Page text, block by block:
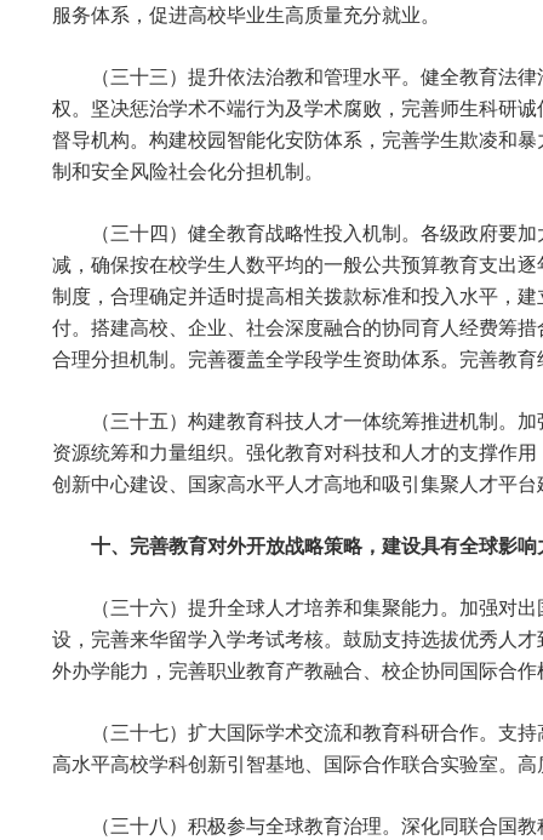
服务体系，促进高校毕业生高质量充分就业。
（三十三）提升依法治教和管理水平。健全教育法
权。坚决惩治学术不端行为及学术腐败，完善师生科研
督导机构。构建校园智能化安防体系，完善学生欺凌和
制和安全风险社会化分担机制。
（三十四）健全教育战略性投入机制。各级政府要
减，确保按在校学生人数平均的一般公共预算教育支出
制度，合理确定并适时提高相关拨款标准和投入水平，
付。搭建高校、企业、社会深度融合的协同育人经费筹
合理分担机制。完善覆盖全学段学生资助体系。完善教
（三十五）构建教育科技人才一体统筹推进机制。
资源统筹和力量组织。强化教育对科技和人才的支撑作
创新中心建设、国家高水平人才高地和吸引集聚人才平
十、完善教育对外开放战略策略，建设具有全球影
（三十六）提升全球人才培养和集聚能力。加强对
设，完善来华留学入学考试考核。鼓励支持选拔优秀人
外办学能力，完善职业教育产教融合、校企协同国际合
（三十七）扩大国际学术交流和教育科研合作。支
高水平高校学科创新引智基地、国际合作联合实验室。
（三十八）积极参与全球教育治理。深化同联合国